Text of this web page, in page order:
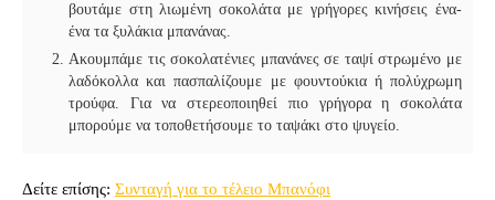
βουτάμε στη λιωμένη σοκολάτα με γρήγορες κινήσεις ένα-
ένα τα ξυλάκια μπανάνας.
Ακουμπάμε τις σοκολατένιες μπανάνες σε ταψί στρωμένο με
λαδόκολλα και πασπαλίζουμε με φουντούκια ή πολύχρωμη
τρούφα. Για να στερεοποιηθεί πιο γρήγορα η σοκολάτα
μπορούμε να τοποθετήσουμε το ταψάκι στο ψυγείο.
Δείτε επίσης: Συνταγή για το τέλειο Μπανόφι